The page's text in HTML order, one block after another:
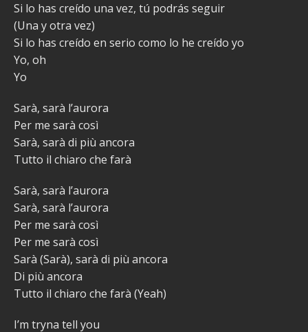
Si lo has creído una vez, tú podrás seguir
(Una y otra vez)
Si lo has creído en serio como lo he creído yo
Yo, oh
Yo
Sarà, sarà l’aurora
Per me sarà così
Sarà, sarà di più ancora
Tutto il chiaro che farà
Sarà, sarà l’aurora
Sarà, sarà l’aurora
Per me sarà così
Per me sarà così
Sarà (Sarà), sarà di più ancora
Di più ancora
Tutto il chiaro che farà (Yeah)
I’m tryna tell you